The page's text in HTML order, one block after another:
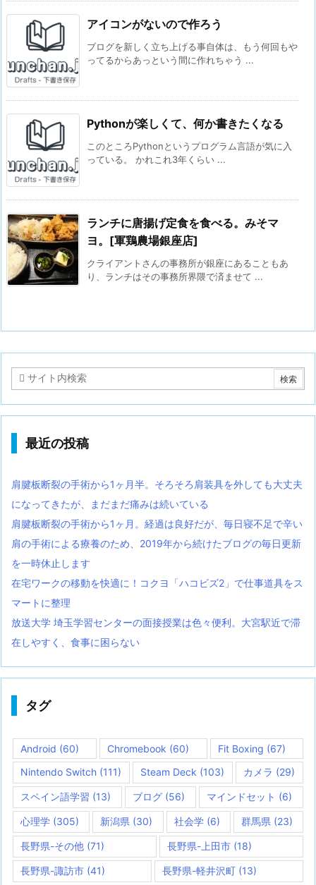
アイコンがないので作ろう
ブログを新しく立ち上げる事自体は、もう何回もや
ってるからあっという間に作れちゃう ...
Pythonが楽しくて、何か書きたくなる
このところPythonというプログラム言語が気に入
っている。 かれこれ3年くらい ...
ランチに唐揚げ定食を食べる。みそマ
ヨ。[軍鶏農場銀座店]
クライアントさんの事務所が銀座にあることもあ
り、ランチはその事務所界隈で済ませて ...
最近の投稿
肩腱板断裂の手術から1ヶ月半。そろそろ肩装具を外しても大丈夫
になってきたが、まだまだ痛みは続いている
肩腱板断裂の手術から1ヶ月。経過は良好だが、毎日寝不足で辛い
肩の手術による療養のため、2019年から続けたブログの毎日更新
を一時休止します
在宅ワークの移動を快適に！コクヨ「ハコビズ2」で仕事道具をス
マートに整理
放送大学 埼玉学習センターの面接授業は色々便利。大宮駅近で滞
在しやすく、食事に困らない
タグ
Android (60) Chromebook (60) Fit Boxing (67)
Nintendo Switch (111) Steam Deck (103) カメラ (29)
スペイン語学習 (13) ブログ (56) マインドセット (6)
心理学 (305) 新潟県 (30) 社会学(6) 群馬県 (23)
長野県-その他 (71) 長野県-上田市(18)
長野県-諏訪市 (41) 長野県-軽井沢町 (13)